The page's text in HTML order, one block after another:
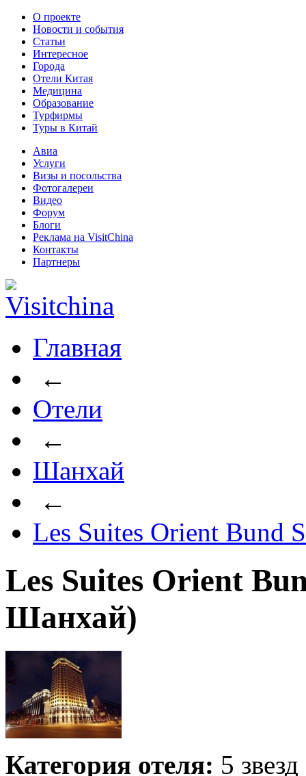
О проекте
Новости и события
Статьи
Интересное
Города
Отели Китая
Медицина
Образование
Турфирмы
Туры в Китай
Авиа
Услуги
Визы и посольства
Фотогалереи
Видео
Форум
Блоги
Реклама на VisitChina
Контакты
Партнеры
Главная
←
Отели
←
Шанхай
←
Les Suites Orient Bund
Les Suites Orient
Шанхай)
Категория отеля: 5 звезд